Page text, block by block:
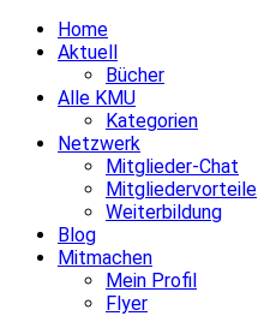
Home
Aktuell
Bücher
Alle KMU
Kategorien
Netzwerk
Mitglieder-Chat
Mitgliedervorteile
Weiterbildung
Blog
Mitmachen
Mein Profil
Flyer